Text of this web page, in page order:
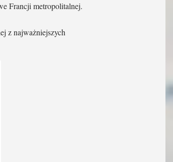
Francji metropolitalnej.
z najważniejszych